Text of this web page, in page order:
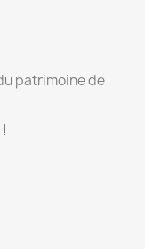
patrimoine de